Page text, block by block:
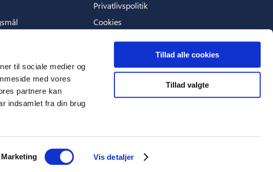
til sociale medier og
med vores
partnere kan
indsamlet fra din brug
Marketing Vis detaljer
Tillad alle cookies
Tillad valgte
Privatlivspolitik
Cookies